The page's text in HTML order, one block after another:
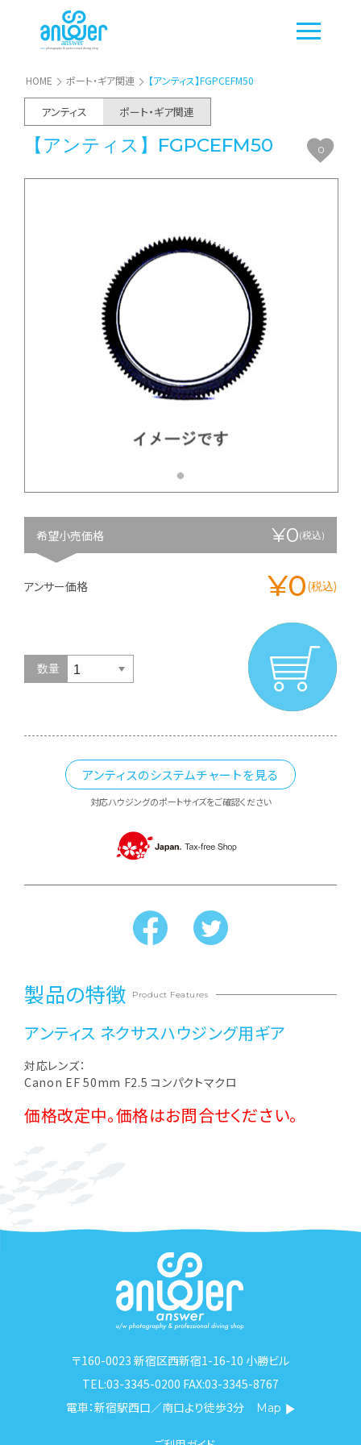
HOME ポート・ギア関連 【アンティス】FGPCEFM50
アンティス ポート・ギア関連
【アンティス】FGPCEFM50 0
希望小売価格 ¥0(税込)
アンサー価格 ¥0 (税込)
数量
アンティスのシステムチャートを見る
対応ハウジングのポートサイズをご確認ください
製品の特徴 Product Features
アンティス ネクサスハウジング用ギア
対応レンズ：
Canon EF 50mm F2.5 コンパクトマクロ
価格改定中。価格はお問合せください。
〒160-0023 新宿区西新宿1-16-10 小勝ビル
TEL:03-3345-0200 FAX:03-3345-8767
電車：新宿駅西口／南口より徒歩3分
Map